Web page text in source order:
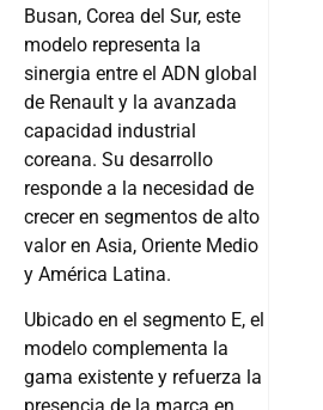
Busan, Corea del Sur, este
modelo representa la
sinergia entre el ADN global
de Renault y la avanzada
capacidad industrial
coreana. Su desarrollo
responde a la necesidad de
crecer en segmentos de alto
valor en Asia, Oriente Medio
y América Latina.
Ubicado en el segmento E, el
modelo complementa la
gama existente y refuerza la